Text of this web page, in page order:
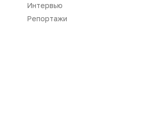
Интервью
Репортажи